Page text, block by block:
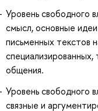
Уровень свободного
смысл, основные
письменных текстов
общения.
Уровень свободного
связные и